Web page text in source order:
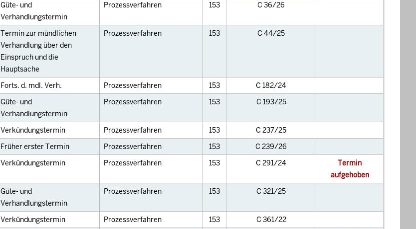
Güte- und
Verhandlungstermin
Prozessverfahren 153 C 36/26
Termin zur mündlichen
Verhandlung über den
Einspruch und die
Hauptsache
Prozessverfahren 153 C 44/25
Forts. d. mdl. Verh. Prozessverfahren 153
C 182/24
Güte- und
Verhandlungstermin
Prozessverfahren 153 C 193/25
Verkündungstermin Prozessverfahren 153
C 237/25
Früher erster Termin Prozessverfahren 153
C 239/26
Verkündungstermin Prozessverfahren 153 C 291/24
Termin
aufgehoben
Güte- und
Verhandlungstermin
Prozessverfahren 153 C 321/25
Verkündungstermin Prozessverfahren 153
C 361/22